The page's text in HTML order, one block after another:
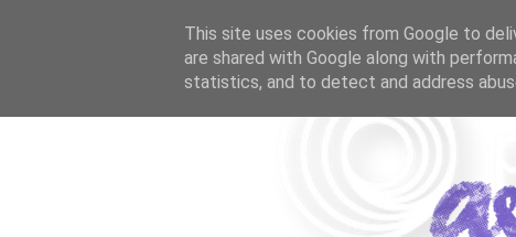
This site uses cookies from Google to
are shared with Google along with
statistics, and to detect and address